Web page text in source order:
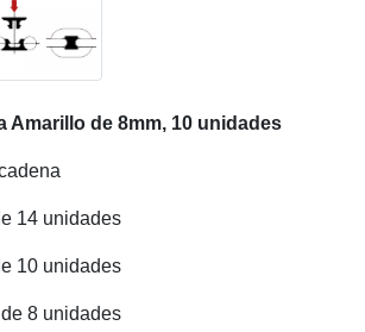
Amarillo de 8mm, 10 unidades
14 unidades
10 unidades
8 unidades